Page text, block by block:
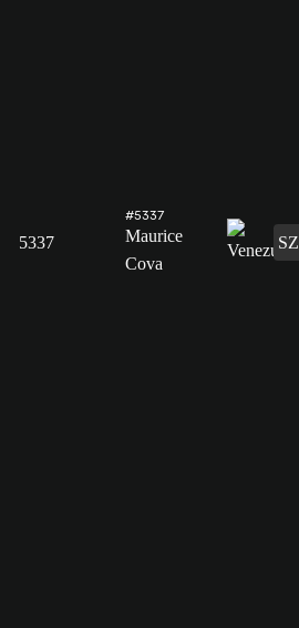
5337
#5337
Maurice
Cova
SZ